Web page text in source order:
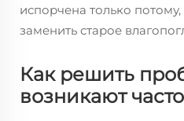
испорчена только
заменить старое
Как решить
возникают часто